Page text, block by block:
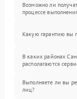
Возможно ли
процессе
Какую гарантию вы
В каких районах
располагаются
Выполняете ли вы
лиц?